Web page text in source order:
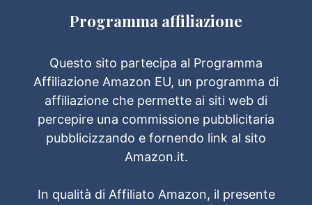
Programma affiliazione
Questo sito partecipa al Programma
Affiliazione Amazon EU, un programma di
affiliazione che permette ai siti web di
percepire una commissione pubblicitaria
pubblicizzando e fornendo link al sito
Amazon.it.
In qualità di Affiliato Amazon, il presente